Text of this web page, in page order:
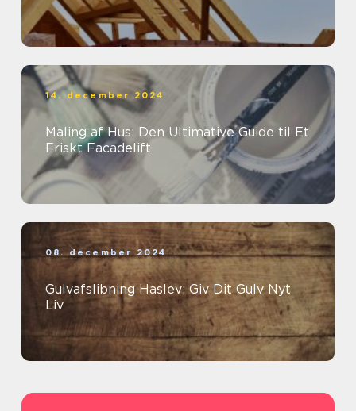
14. december 2024
Maling af Hus: Den Ultimative Guide til Et
Friskt Facadelift
08. december 2024
Gulvafslibning Haslev: Giv Dit Gulv Nyt
Liv